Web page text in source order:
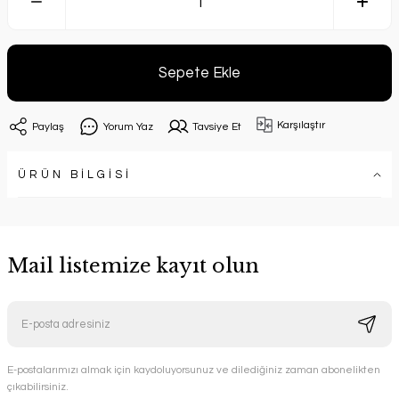
Sepete Ekle
Paylaş Yorum Yaz Tavsiye Et Karşılaştır
ÜRÜN BİLGİSİ
Mail listemize kayıt olun
E-postalarımızı almak için kaydoluyorsunuz ve dilediğiniz zaman abonelikten
çıkabilirsiniz.